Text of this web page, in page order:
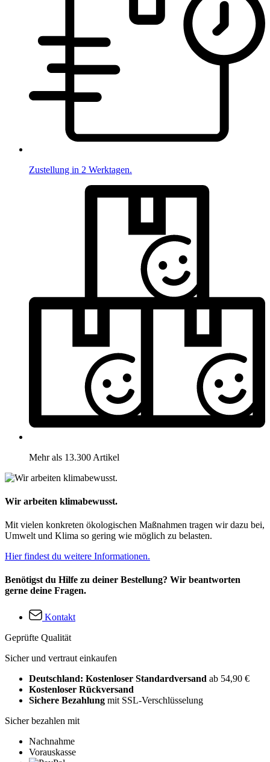
Zustellung in 2 Werktagen.
Mehr als 13.300 Artikel
Wir arbeiten klimabewusst.
Mit vielen konkreten ökologischen Maßnahmen tragen wir dazu bei,
Umwelt und Klima so gering wie möglich zu belasten.
Hier findest du weitere Informationen.
Benötigst du Hilfe zu deiner Bestellung? Wir beantworten
gerne deine Fragen.
Kontakt
Geprüfte Qualität
Sicher und vertraut einkaufen
Deutschland: Kostenloser Standardversand ab 54,90 €
Kostenloser Rückversand
Sichere Bezahlung mit SSL-Verschlüsselung
Sicher bezahlen mit
Nachnahme
Vorauskasse